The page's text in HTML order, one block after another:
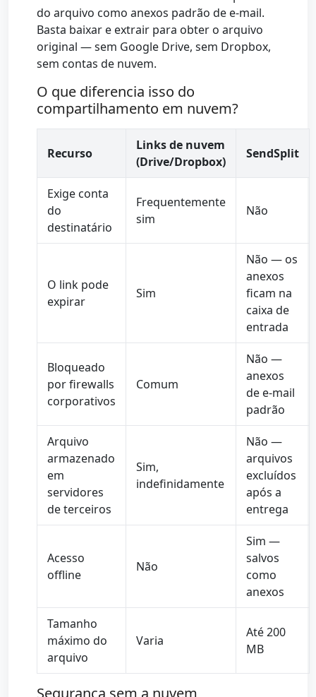
do arquivo como anexos padrão de e-mail.
Basta baixar e extrair para obter o arquivo
original — sem Google Drive, sem Dropbox,
sem contas de nuvem.
O que diferencia isso do
compartilhamento em nuvem?
Recurso
Links de nuvem
(Drive/Dropbox)
SendSplit
Exige conta
do
destinatário
Frequentemente
sim
Não
O link pode
expirar
Sim
Não — os
anexos
ficam na
caixa de
entrada
Bloqueado
por firewalls
corporativos
Comum
Não —
anexos
de e-mail
padrão
Arquivo
armazenado
em
servidores
de terceiros
Sim,
indefinidamente
Não —
arquivos
excluídos
após a
entrega
Acesso
offline
Não
Sim —
salvos
como
anexos
Tamanho
máximo do
arquivo
Varia
Até 200
MB